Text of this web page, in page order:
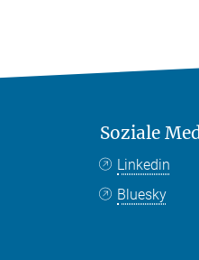
Soziale
Linkedin
Bluesky